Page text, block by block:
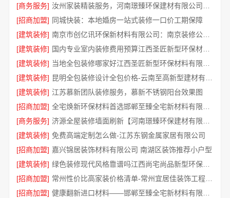
[商务服务]
[招商加盟] 同城快装：本地婚房一站式装修一口价工期保障
[建筑装修]
南京市创亿讯环保新材料有限公司：南京装修公司怎么样
[建筑装修]
国内专业室内装修费用预算江西圣匠新型环保材料有限公司
[建筑装修]
[建筑装修]
[建筑装修] 江苏慕新团队装修服务，慕新不锈钢阳台效果图
[招商加盟]
[商务服务]
[建筑装修] 免费高端定制怎么做-江苏东钢金属家居有限公司
[招商加盟] 嘉兴锦居装饰材料有限公司 南湖区装饰推荐小户型
[建筑装修]
绿色装修现代风格靠谱吗江西尚宅尚品新型环保材料有限公司
[招商加盟]
常州性价比高家装价格清单-常州宜居佳装饰工程有限公司
[招商加盟]